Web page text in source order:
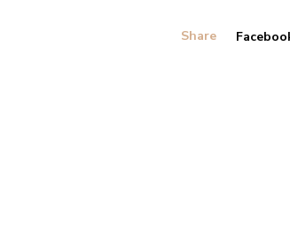
Share